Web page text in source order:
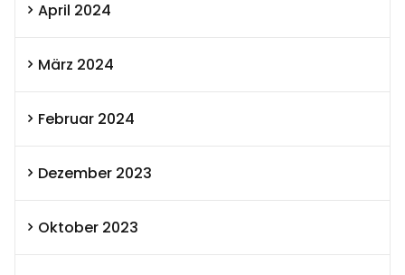
April 2024
März 2024
Februar 2024
Dezember 2023
Oktober 2023